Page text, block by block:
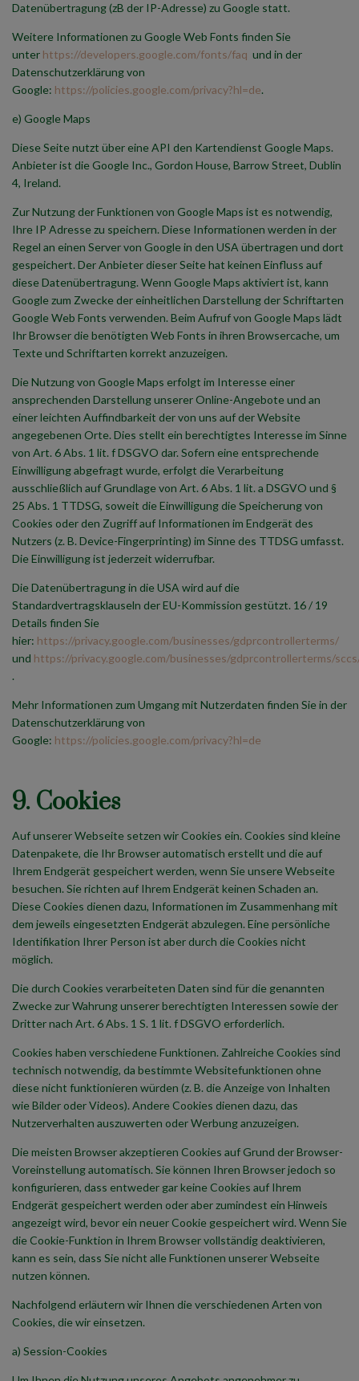
Datenübertragung (zB der IP-Adresse) zu Google statt.
Weitere Informationen zu Google Web Fonts finden Sie
unter https://developers.google.com/fonts/faq und in der
Datenschutzerklärung von
Google: https://policies.google.com/privacy?hl=de.
e) Google Maps
Diese Seite nutzt über eine API den Kartendienst Google Maps.
Anbieter ist die Google Inc., Gordon House, Barrow Street, Dublin
4, Ireland.
Zur Nutzung der Funktionen von Google Maps ist es notwendig,
Ihre IP Adresse zu speichern. Diese Informationen werden in der
Regel an einen Server von Google in den USA übertragen und dort
gespeichert. Der Anbieter dieser Seite hat keinen Einfluss auf
diese Datenübertragung. Wenn Google Maps aktiviert ist, kann
Google zum Zwecke der einheitlichen Darstellung der Schriftarten
Google Web Fonts verwenden. Beim Aufruf von Google Maps lädt
Ihr Browser die benötigten Web Fonts in ihren Browsercache, um
Texte und Schriftarten korrekt anzuzeigen.
Die Nutzung von Google Maps erfolgt im Interesse einer
ansprechenden Darstellung unserer Online-Angebote und an
einer leichten Auffindbarkeit der von uns auf der Website
angegebenen Orte. Dies stellt ein berechtigtes Interesse im Sinne
von Art. 6 Abs. 1 lit. f DSGVO dar. Sofern eine entsprechende
Einwilligung abgefragt wurde, erfolgt die Verarbeitung
ausschließlich auf Grundlage von Art. 6 Abs. 1 lit. a DSGVO und §
25 Abs. 1 TTDSG, soweit die Einwilligung die Speicherung von
Cookies oder den Zugriff auf Informationen im Endgerät des
Nutzers (z. B. Device-Fingerprinting) im Sinne des TTDSG umfasst.
Die Einwilligung ist jederzeit widerrufbar.
Die Datenübertragung in die USA wird auf die
Standardvertragsklauseln der EU-Kommission gestützt. 16 / 19
Details finden Sie
hier: https://privacy.google.com/businesses/gdprcontrollerterms/
und https://privacy.google.com/businesses/gdprcontrollerterms/
.
Mehr Informationen zum Umgang mit Nutzerdaten finden Sie in der
Datenschutzerklärung von
Google: https://policies.google.com/privacy?hl=de
9. Cookies
Auf unserer Webseite setzen wir Cookies ein. Cookies sind kleine
Datenpakete, die Ihr Browser automatisch erstellt und die auf
Ihrem Endgerät gespeichert werden, wenn Sie unsere Webseite
besuchen. Sie richten auf Ihrem Endgerät keinen Schaden an.
Diese Cookies dienen dazu, Informationen im Zusammenhang mit
dem jeweils eingesetzten Endgerät abzulegen. Eine persönliche
Identifikation Ihrer Person ist aber durch die Cookies nicht
möglich.
Die durch Cookies verarbeiteten Daten sind für die genannten
Zwecke zur Wahrung unserer berechtigten Interessen sowie der
Dritter nach Art. 6 Abs. 1 S. 1 lit. f DSGVO erforderlich.
Cookies haben verschiedene Funktionen. Zahlreiche Cookies sind
technisch notwendig, da bestimmte Websitefunktionen ohne
diese nicht funktionieren würden (z. B. die Anzeige von Inhalten
wie Bilder oder Videos). Andere Cookies dienen dazu, das
Nutzerverhalten auszuwerten oder Werbung anzuzeigen.
Die meisten Browser akzeptieren Cookies auf Grund der Browser-
Voreinstellung automatisch. Sie können Ihren Browser jedoch so
konfigurieren, dass entweder gar keine Cookies auf Ihrem
Endgerät gespeichert werden oder aber zumindest ein Hinweis
angezeigt wird, bevor ein neuer Cookie gespeichert wird. Wenn Sie
die Cookie-Funktion in Ihrem Browser vollständig deaktivieren,
kann es sein, dass Sie nicht alle Funktionen unserer Webseite
nutzen können.
Nachfolgend erläutern wir Ihnen die verschiedenen Arten von
Cookies, die wir einsetzen.
a) Session-Cookies